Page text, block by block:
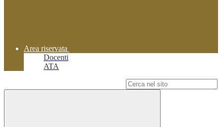
Area riservata
Docenti
ATA